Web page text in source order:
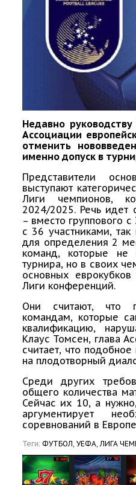
Недавно
Ассоциации
отменить
именно допуск в
Представители
выступают
Лиги чемпионов,
2024/2025. Речь идет
– вместо группового
с 36 участниками,
для определения 2
команд, которые не
турнира, но в своих
основных
Лиги конференций.
Они считают, что
командам, которые
квалификацию,
Клаус Томсен, глава
считает, что
на плодотворный
Среди других
общего количества
Сейчас их 10, а
аргументирует
соревнований в
Теги: ФУТБОЛ, УЕФА, ЛИГА